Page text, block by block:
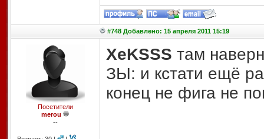
#748 Добавлено: 15 апреля 2011 15:19
Посетители
merou
--
XeKSSS там
ЗЫ: и кстати ещё
конец не фига не